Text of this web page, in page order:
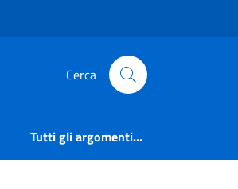
Cerca
Tutti gli argomenti...